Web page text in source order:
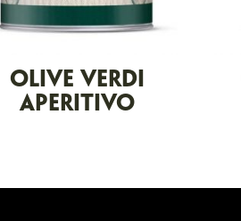
OLIVE VERDI
APERITIVO